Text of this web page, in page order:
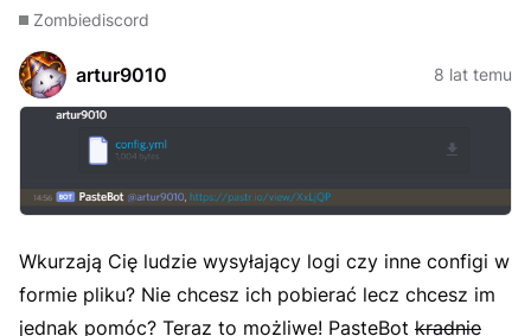
Zombiediscord
artur9010 8 lat temu
Wkurzają Cię ludzie wysyłający logi czy inne configi w
formie pliku? Nie chcesz ich pobierać lecz chcesz im
jednak pomóc? Teraz to możliwe! PasteBot kradnie